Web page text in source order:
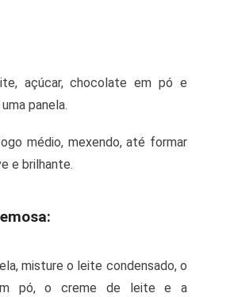
açúcar, chocolate em pó e
panela.
médio, mexendo, até formar
e brilhante.
misture o leite condensado, o
pó, o creme de leite e a